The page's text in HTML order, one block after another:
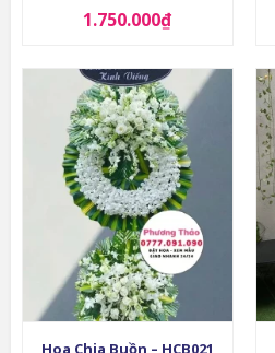
1.750.000₫
Hoa Chia Buồn – HCB021